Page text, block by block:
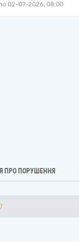
02-07-2026, 08:00
ПРО ПОРУШЕННЯ